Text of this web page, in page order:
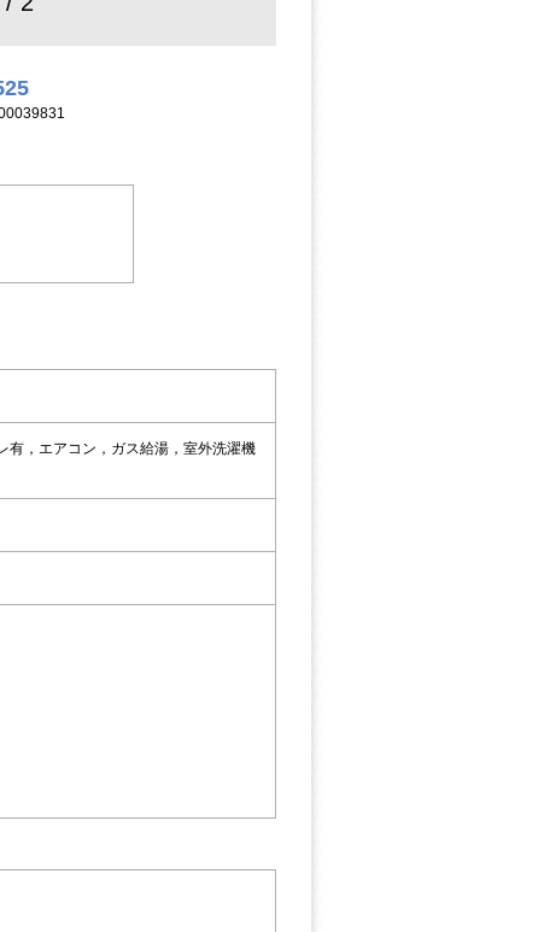
有，エアコン，ガス給湯，室外洗濯機